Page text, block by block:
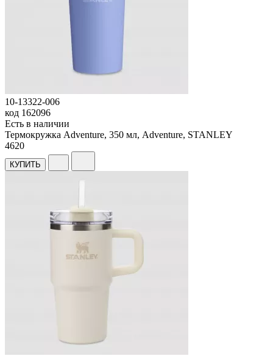
10-13322-006
код 162096
Есть в наличии
Термокружка Adventure, 350 мл, Adventure, STANLEY
4620
КУПИТЬ